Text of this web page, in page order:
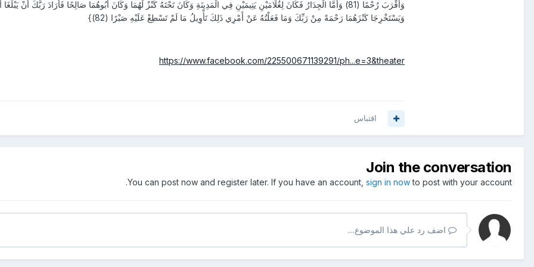
وَأَقْرَبَ رُحْمًا (81) وَأَمَّا الْجِدَارُ فَكَانَ لِغُلَامَيْنِ يَتِيمَيْنِ فِي الْمَدِينَةِ وَكَانَ تَحْتَهُ كَنْزٌ لَهُمَا وَكَانَ أَبُوهُمَا صَالِحًا فَأَرَادَ رَبُّكَ أَنْ
وَيَسْتَخْرِجَا كَنْزَهُمَا رَحْمَةً مِنْ رَبِّكَ وَمَا فَعَلْتُهُ عَنْ أَمْرِي ذَلِكَ تَأْوِيلُ مَا لَمْ تَسْطِعْ عَلَيْهِ صَبْرًا (82)}
https://www.facebook.com/225500671139291/ph...e=3&theater
اقتباس
Join the conversation
You can post now and register later. If you have an account, sign in nowto post with your account.
اضف رد علي هذا الموضوع....